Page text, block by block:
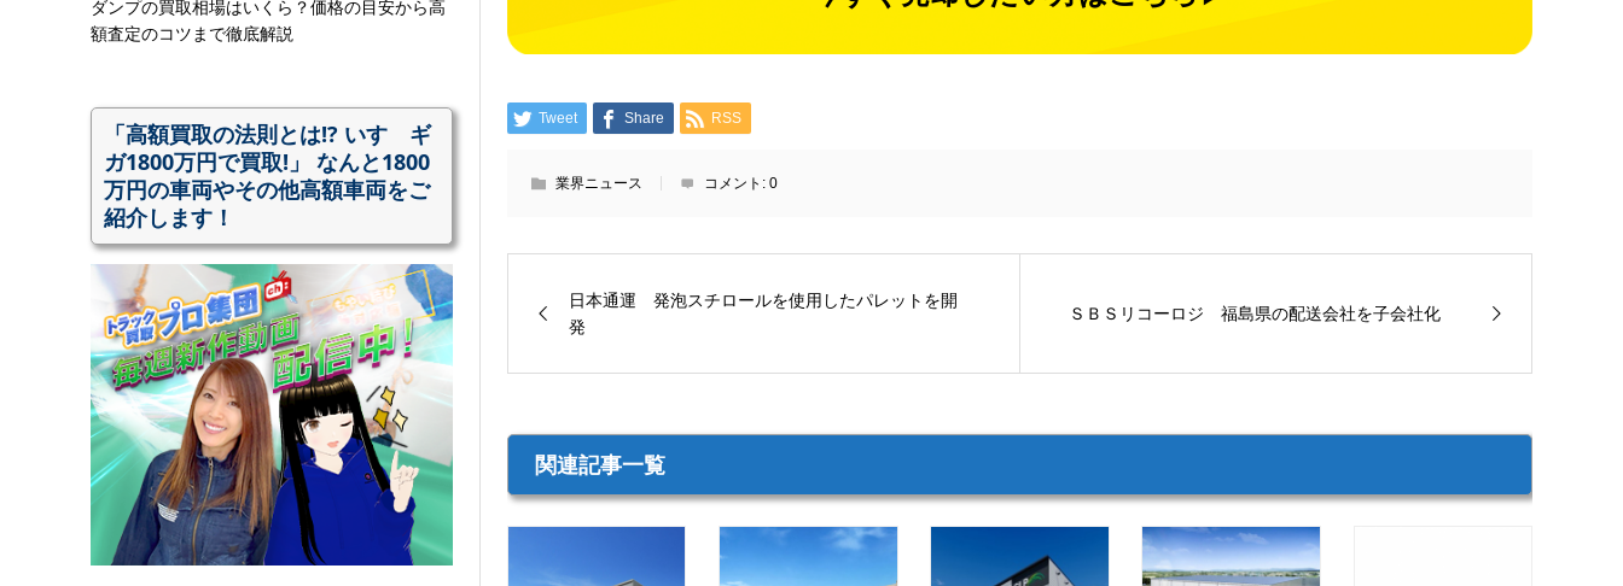
Tweet Share RSS
業界ニュース コメント: 0
日本通運 発泡スチロールを使用したパレットを開
発
ＳＢＳリコーロジ 福島県の配送会社を子会社化
関連記事一覧
ダンプの買取相場はいくら？価格の目安から高
額査定のコツまで徹底解説
「高額買取の法則とは!? いすゞギ
ガ1800万円で買取!」 なんと1800
万円の車両やその他高額車両をご
紹介します！